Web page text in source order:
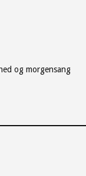
og morgensang